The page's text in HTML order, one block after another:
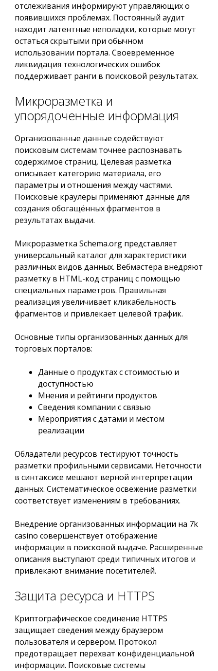
отслеживания информируют управляющих о
появившихся проблемах. Постоянный аудит
находит латентные неполадки, которые могут
остаться скрытыми при обычном
использовании портала. Своевременное
ликвидация технологических ошибок
поддерживает ранги в поисковой результатах.
Микроразметка и
упорядоченные информация
Организованные данные содействуют
поисковым системам точнее распознавать
содержимое страниц. Целевая разметка
описывает категорию материала, его
параметры и отношения между частями.
Поисковые краулеры применяют данные для
создания обогащённых фрагментов в
результатах выдачи.
Микроразметка Schema.org представляет
универсальный каталог для характеристики
различных видов данных. Вебмастера внедряют
разметку в HTML-код страниц с помощью
специальных параметров. Правильная
реализация увеличивает кликабельность
фрагментов и привлекает целевой трафик.
Основные типы организованных данных для
торговых порталов:
Данные о продуктах с стоимостью и
доступностью
Мнения и рейтинги продуктов
Сведения компании с связью
Мероприятия с датами и местом
реализации
Обладатели ресурсов тестируют точность
разметки профильными сервисами. Неточности
в синтаксисе мешают верной интерпретации
данных. Систематическое освежение разметки
соответствует изменениям в требованиях.
Внедрение организованных информации на 7k
casino совершенствует отображение
информации в поисковой выдаче. Расширенные
описания выступают среди типичных итогов и
привлекают внимание посетителей.
Защита ресурса и HTTPS
Криптографическое соединение HTTPS
защищает сведения между браузером
пользователя и сервером. Протокол
предотвращает перехват конфиденциальной
информации. Поисковые системы